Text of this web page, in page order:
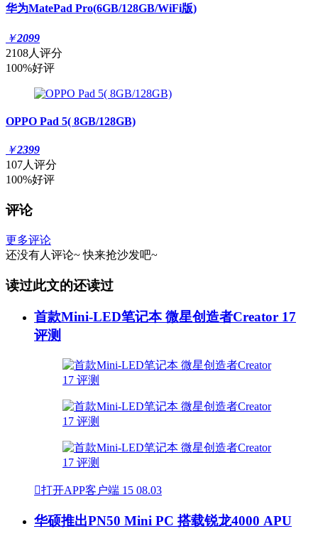
华为MatePad Pro(6GB/128GB/WiFi版)
￥2099
2108人评分
100%好评
OPPO Pad 5( 8GB/128GB)
￥2399
107人评分
100%好评
评论
更多评论
还没有人评论~ 快来抢沙发吧~
读过此文的还读过
首款Mini-LED笔记本 微星创造者Creator 17
评测
打开APP客户端 15 08.03
华硕推出PN50 Mini PC 搭载锐龙4000 APU